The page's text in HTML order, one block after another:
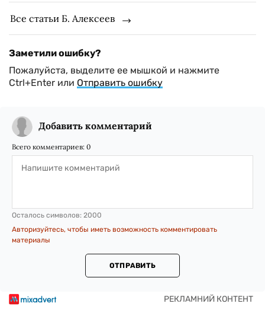
Все статьи Б. Алексеев
Заметили ошибку?
Пожалуйста, выделите ее мышкой и нажмите
Ctrl+Enter или Отправить ошибку
Добавить комментарий
Всего комментариев: 0
Осталось символов: 2000
Авторизуйтесь, чтобы иметь возможность комментировать
материалы
ОТПРАВИТЬ